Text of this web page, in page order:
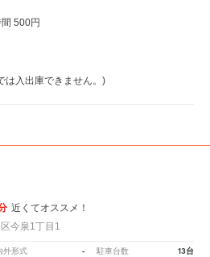
500円
は入出庫できません。)
近くてオススメ！
今泉1丁目1
外形式 - 駐車台数 13台